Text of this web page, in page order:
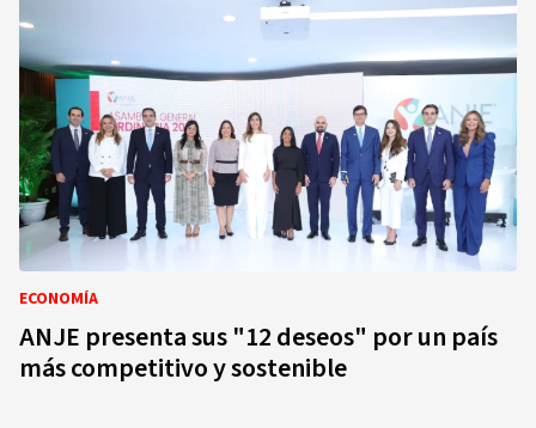
ECONOMÍA
ANJE presenta sus "12 deseos" por un país
más competitivo y sostenible